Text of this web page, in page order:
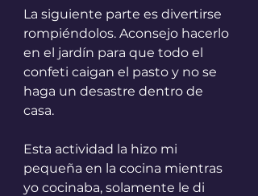
La siguiente parte es divertirse
rompiéndolos. Aconsejo hacerlo
en el jardín para que todo el
confeti caigan el pasto y no se
haga un desastre dentro de
casa.
Esta actividad la hizo mi
pequeña en la cocina mientras
yo cocinaba, solamente le di